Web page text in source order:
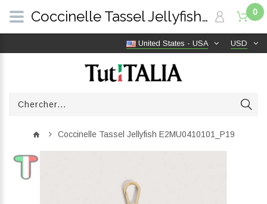
USD
United States - USA
0
Coccinelle Tassel Jellyfish E2MU0410101_P19
Coccinelle Tassel Jellyfish E2MU0410101_P19 | TutITALIA